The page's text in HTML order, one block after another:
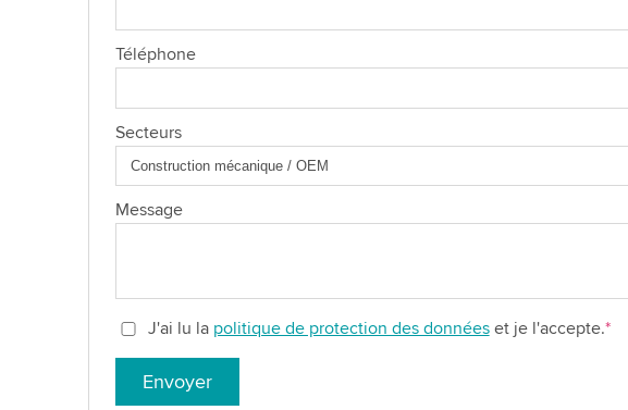
Téléphone
Secteurs
Message
J'ai lu la politique de protection des donnéeset je l'accepte.*
Envoyer